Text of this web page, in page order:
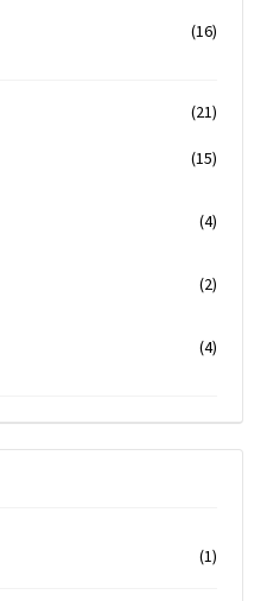
(16)
(21)
(15)
(4)
(2)
(4)
(1)